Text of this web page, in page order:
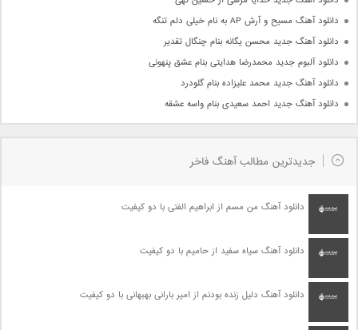
دانلود آهنگ مسیح و آرش AP به نام خیلی دلم تنگه
دانلود آهنگ جدید محسن یگانه بنام چنگال تقدیر
دانلود آلبوم جدید محمدرضا هدایتی بنام عشق پنهونی
دانلود آهنگ جدید محمد علیزاده بنام گلودرد
دانلود آهنگ جدید احمد سعیدی بنام واسه عشقه
جدیدترین مطالب آهنگ فاخر
دانلود آهنگ من مسم از ابراهیم الفتی با دو کیفیت
دانلود آهنگ سیاه سفید از حامیم با دو کیفیت
دانلود آهنگ دلیل زنده بودنم از امیر بارانی بهبهانی با دو کیفیت